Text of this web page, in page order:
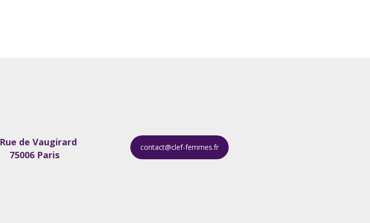
de Vaugirard
75006 Paris
contact@clef-femmes.fr